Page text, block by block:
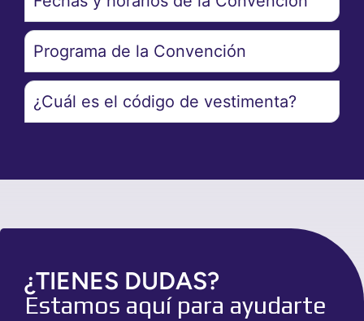
Programa de la Convención
¿Cuál es el código de vestimenta?
¿TIENES DUDAS?
Estamos aquí para ayudarte